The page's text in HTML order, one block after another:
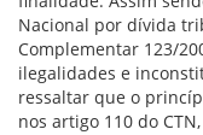
Nacional por dívida
Complementar 123/
ilegalidades e
ressaltar que o
nos artigo 110 do